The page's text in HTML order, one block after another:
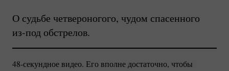
О судьбе четвероногого, чудом спасенного
из-под обстрелов.
48-секундноевидео. Его вполне достаточно, чтобы